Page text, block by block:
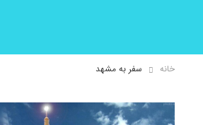
خانه سفر به مشهد